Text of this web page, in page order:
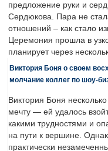
предложение руки и
Сердюкова. Пара не
отношений – как стало
Церемония прошла в
планирует через
Виктория Боня о своем
молчание коллег по шоу-
Виктория Боня
мечту — ей удалось
какими трудностями и
на пути к вершине.
практически